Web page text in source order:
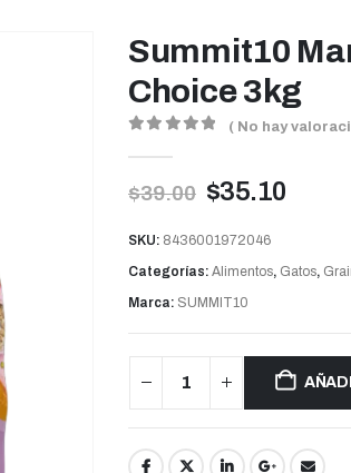
Summit10
Choice 3kg
( No hay
$39.00 $35.10
SKU: 8436001972046
Categorías: Alimentos, Gatos,
Marca: SUMMIT10